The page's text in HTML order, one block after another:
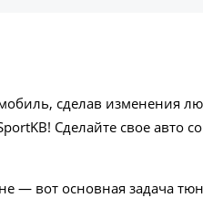
сделав изменения
Сделайте свое авто
— вот основная задача